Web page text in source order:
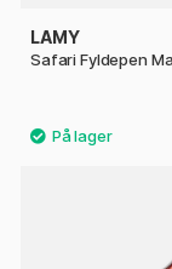
LAMY
Safari Fyldepen